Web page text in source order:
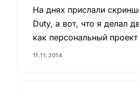
На днях прислали
Duty, а вот, что я делал
как персональный проект
11.11.2014